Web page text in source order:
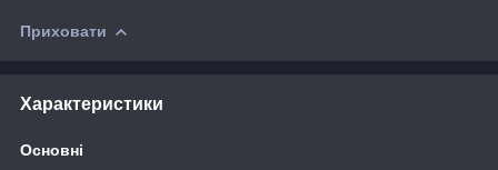
Приховати
Характеристики
Основні